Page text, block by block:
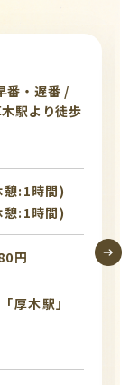
番・遅番 /
駅より徒歩
:1時間)
:1時間)
円
厚木駅」